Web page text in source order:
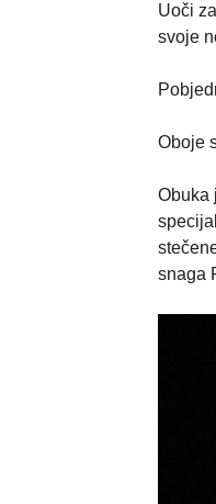
Uoči
svoje
Oboje
Obuka
snaga